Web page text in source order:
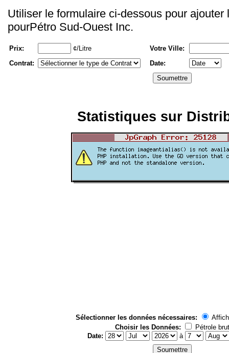
Utiliser le formulaire ci-dessous pour ajouter
pourPétro Sud-Ouest Inc.
Prix: ¢/Litre
Votre Ville:
Contrat:
Date:
Statistiques sur
Sélectionner les données nécessaires:
Choisir les Données:
Pétrole brut
Date:
à